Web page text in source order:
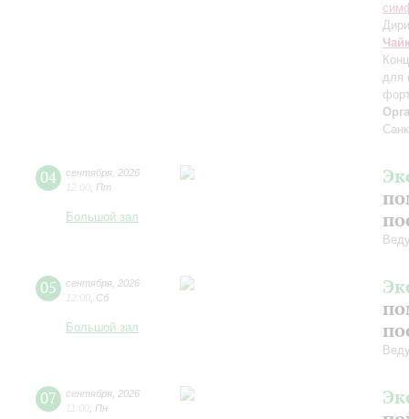
для
04 сентября 2026
12:00 Пт
Большой зал
05 сентября 2026
12:00 Сб
Большой зал
07 сентября 2026
11:00 Пн